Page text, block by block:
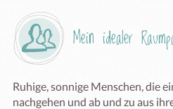
Mein idealer
Ruhige, sonnige Menschen, die
nachgehen und ab und zu aus